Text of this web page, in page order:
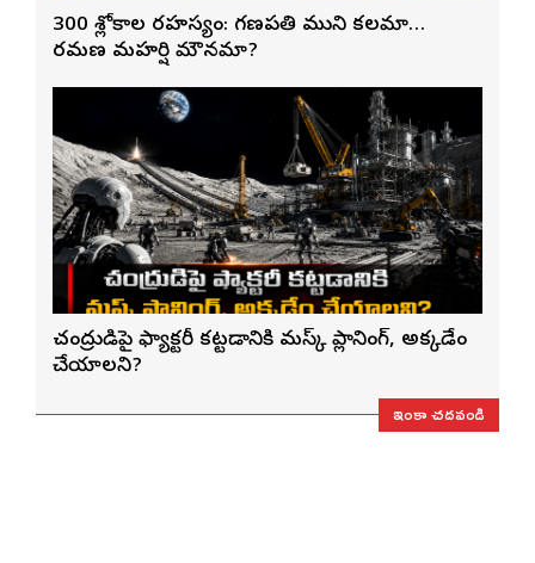
300 శ్లోకాల రహస్యం: గణపతి ముని కలమా…
రమణ మహర్షి మౌనమా?
చంద్రుడిపై ఫ్యాక్టరీ కట్టడానికి మస్క్ ప్లానింగ్, అక్కడేం
చేయాలని?
ఇంకా చదవండి